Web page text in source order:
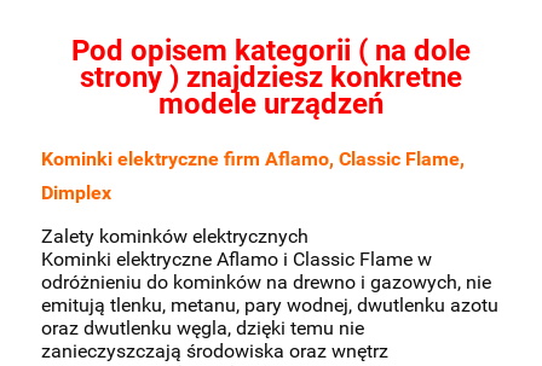
Pod opisem kategorii ( na dole
strony ) znajdziesz konkretne
modele urządzeń
Kominki elektryczne firm Aflamo, Classic Flame,
Dimplex
Zalety kominków elektrycznych
Kominki elektryczne Aflamo i Classic Flame w
odróżnieniu do kominków na drewno i gazowych, nie
emitują tlenku, metanu, pary wodnej, dwutlenku azotu
oraz dwutlenku węgla, dzięki temu nie
zanieczyszczają środowiska oraz wnętrz